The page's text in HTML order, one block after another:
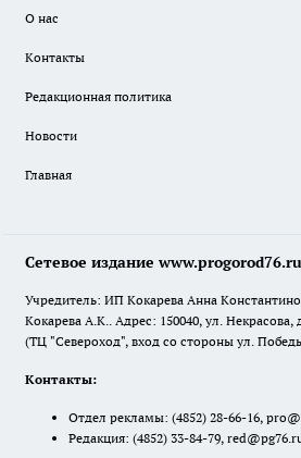
О нас
Контакты
Редакционная политика
Новости
Главная
Сетевое издание www.progorod76.ru
Учредитель: ИП Кокарева Анна
Кокарева А.К.. Адрес: 150040, ул. Некрасова,
(ТЦ "Североход", вход со стороны ул.
Контакты:
Отдел рекламы: (4852) 28-66-16,
Редакция: (4852) 33-84-79,